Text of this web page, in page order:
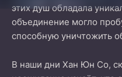
этих душ обладала
объединение могло
способную уничтожить
В наши дни Хан Юн Со,